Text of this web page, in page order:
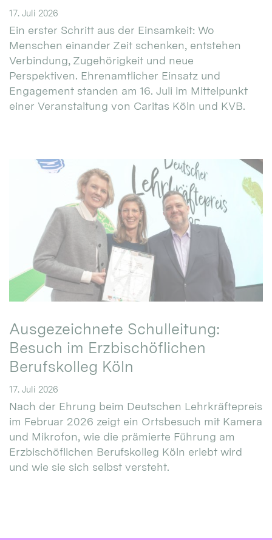
17. Juli 2026
Ein erster Schritt aus der Einsamkeit: Wo
Menschen einander Zeit schenken, entstehen
Verbindung, Zugehörigkeit und neue
Perspektiven. Ehrenamtlicher Einsatz und
Engagement standen am 16. Juli im Mittelpunkt
einer Veranstaltung von Caritas Köln und KVB.
Ausgezeichnete Schulleitung:
Besuch im Erzbischöflichen
Berufskolleg Köln
17. Juli 2026
Nach der Ehrung beim Deutschen Lehrkräftepreis
im Februar 2026 zeigt ein Ortsbesuch mit Kamera
und Mikrofon, wie die prämierte Führung am
Erzbischöflichen Berufskolleg Köln erlebt wird
und wie sie sich selbst versteht.